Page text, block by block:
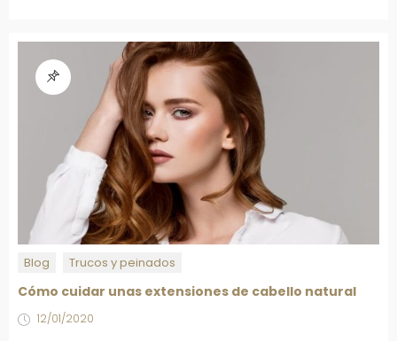
Blog Trucos y peinados
Cómo cuidar unas extensiones de cabello natural
12/01/2020